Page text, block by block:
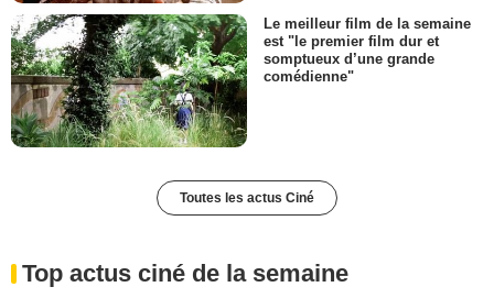
Le meilleur film de la semaine
est "le premier film dur et
somptueux d’une grande
comédienne"
Toutes les actus Ciné
Top actus ciné de la semaine